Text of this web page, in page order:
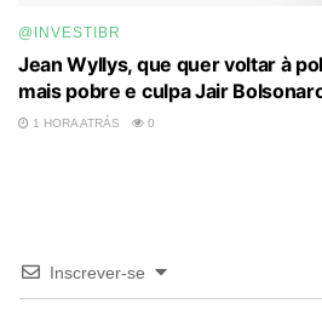
@INVESTIBR
Jean Wyllys, que quer voltar à
mais pobre e culpa Jair
1 HORA ATRÁS 0
Inscrever-se